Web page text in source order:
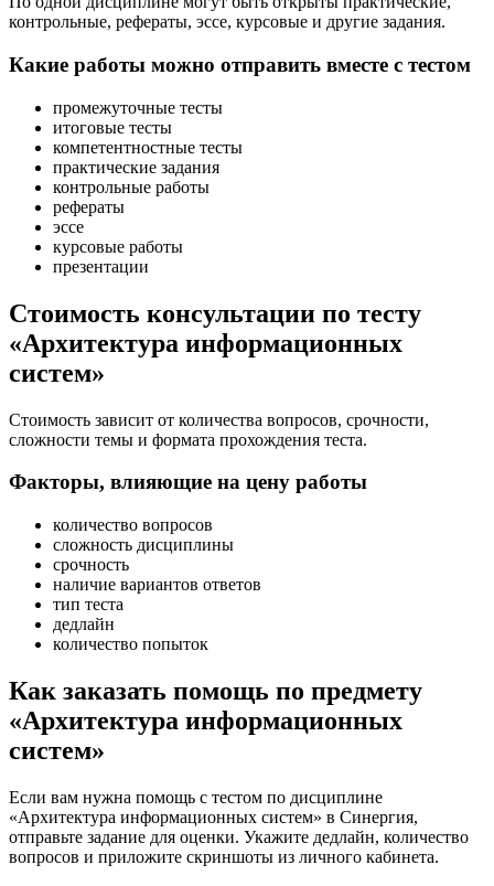
контрольные, рефераты, эссе, курсовые и другие задания.
Какие работы можно отправить вместе с тестом
промежуточные тесты
итоговые тесты
компетентностные тесты
практические задания
контрольные работы
рефераты
эссе
курсовые работы
презентации
Стоимость консультации по тесту
«Архитектура информационных
систем»
Стоимость зависит от количества вопросов, срочности,
сложности темы и формата прохождения теста.
Факторы, влияющие на цену работы
количество вопросов
сложность дисциплины
срочность
наличие вариантов ответов
тип теста
дедлайн
количество попыток
Как заказать помощь по предмету
«Архитектура информационных
систем»
Если вам нужна помощь с тестом по дисциплине
«Архитектура информационных систем» в Синергия,
отправьте задание для оценки. Укажите дедлайн, количество
вопросов и приложите скриншоты из личного кабинета.